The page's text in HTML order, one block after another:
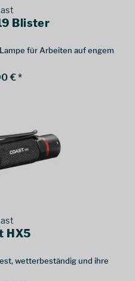
Blister
für Arbeiten auf engem
€ *
HX5
wetterbeständig und ihre